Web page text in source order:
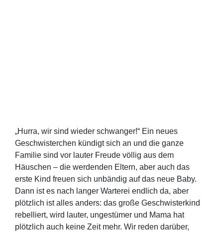
„Hurra, wir sind wieder schwanger!“ Ein neues
Geschwisterchen kündigt sich an und die ganze
Familie sind vor lauter Freude völlig aus dem
Häuschen – die werdenden Eltern, aber auch das
erste Kind freuen sich unbändig auf das neue Baby.
Dann ist es nach langer Warterei endlich da, aber
plötzlich ist alles anders: das große Geschwisterkind
rebelliert, wird lauter, ungestümer und Mama hat
plötzlich auch keine Zeit mehr. Wir reden darüber,